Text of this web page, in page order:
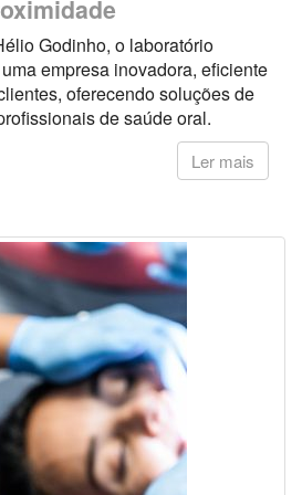
Godinho, o laboratório
empresa inovadora, eficiente
oferecendo soluções de
de saúde oral.
Ler mais